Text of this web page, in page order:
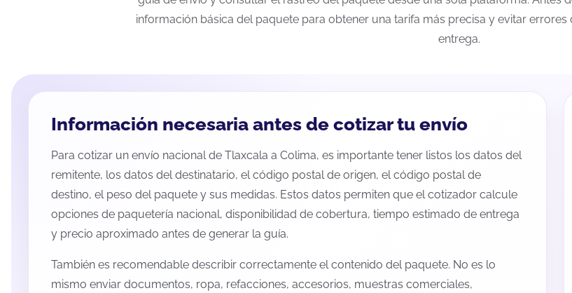
información básica del paquete para obtener una tarifa más precisa y evitar
entrega.
Información necesaria antes de cotizar tu envío
Para cotizar un envío nacional de Tlaxcala a Colima, es importante tener listos los datos del
remitente, los datos del destinatario, el código postal de origen, el código postal de
destino, el peso del paquete y sus medidas. Estos datos permiten que el cotizador calcule
opciones de paquetería nacional, disponibilidad de cobertura, tiempo estimado de entrega
y precio aproximado antes de generar la guía.
También es recomendable describir correctamente el contenido del paquete. No es lo
mismo enviar documentos, ropa, refacciones, accesorios, muestras comerciales,